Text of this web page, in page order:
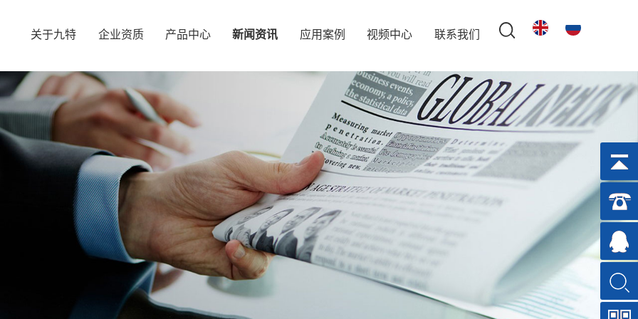
关于九特 企业资质 产品中心 新闻资讯 应用案例 视频中心 联系我们